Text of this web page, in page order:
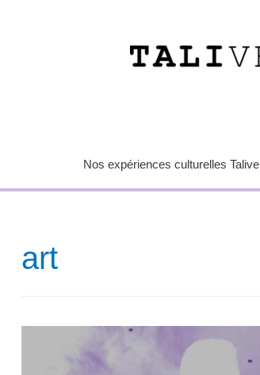
Nos expériences culturelles
art